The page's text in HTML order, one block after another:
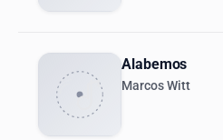
Alabemos
Marcos Witt